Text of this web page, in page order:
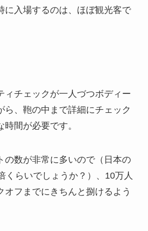
に入場するのは、ほぼ観光客で
ィチェックが一人づつボディー
ら、鞄の中まで詳細にチェック
間が必要です。
の数が非常に多いので（日本の
くらいでしょうか？）、10万人
オフまでにきちんと捌けるよう